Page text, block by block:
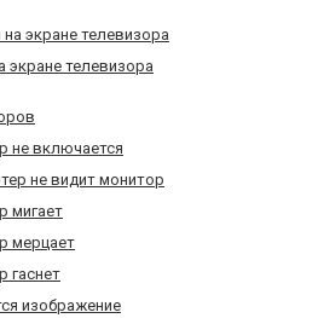
экране телевизора
экране телевизора
не включается
не видит монитор
мигает
мерцает
гаснет
изображение